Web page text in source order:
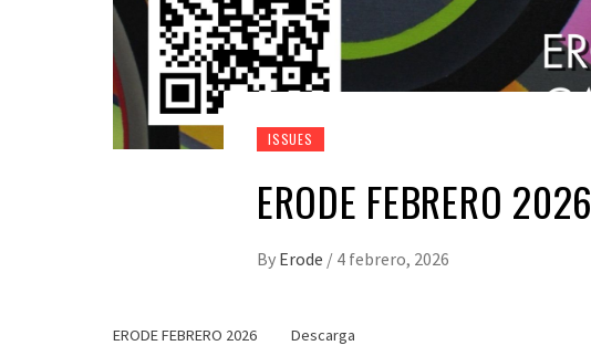
ISSUES
ERODE FEBRERO 2026
By Erode / 4 febrero, 2026
ERODE FEBRERO 2026 Descarga